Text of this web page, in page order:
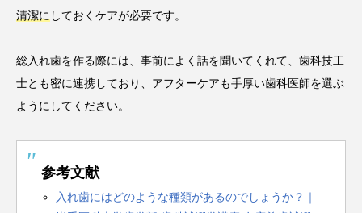
清潔に しておくケアが必要です。
総入れ歯を作る際には、事前によく話を聞いてくれて、歯科技工
士とも密に連携しており、アフターケアも手厚い歯科医師を選ぶ
ようにしてください。
参考文献
入れ歯にはどのような種類があるのでしょうか？｜